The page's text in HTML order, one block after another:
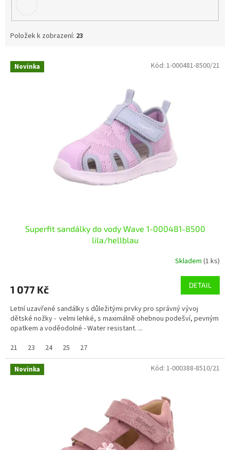
Položek k zobrazení: 23
V Novinka
Superfit sandálky do vody Wave 1-000481-8500
lila/hellblau
Skladem (1 ks)
1 077 Kč DETAIL
Letní uzavřené sandálky s důležitými prvky pro správný vývoj
dětské nožky - velmi lehké, s maximálně ohebnou podešví, pevným
opatkem a voděodolné - Water resistant. ...
21
23 24 25 27
Kód: 1-000481-8500/21
Novinka Kód: 1-000388-8510/21